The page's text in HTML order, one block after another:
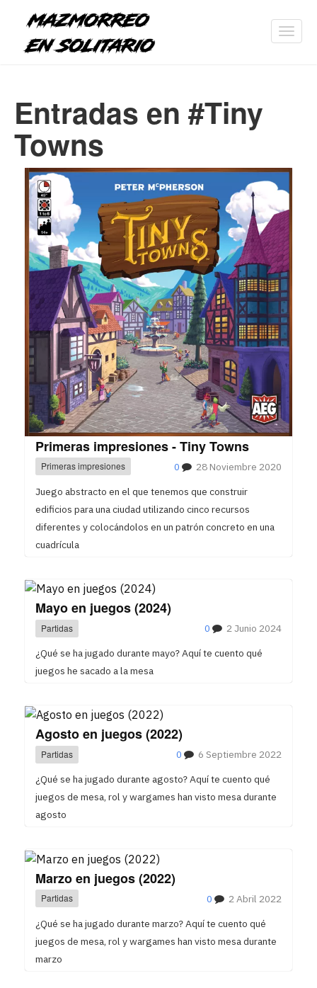
Entradas en #Tiny
Towns
Primeras impresiones - Tiny Towns
Primeras impresiones 28 Noviembre 2020
0
Juego abstracto en el que tenemos que construir
edificios para una ciudad utilizando cinco recursos
diferentes y colocándolos en un patrón concreto en una
cuadrícula
Mayo en juegos (2024)
Partidas 2 Junio 2024
0
¿Qué se ha jugado durante mayo? Aquí te cuento qué
juegos he sacado a la mesa
Agosto en juegos (2022)
Partidas 6 Septiembre 2022
0
¿Qué se ha jugado durante agosto? Aquí te cuento qué
juegos de mesa, rol y wargames han visto mesa durante
agosto
Marzo en juegos (2022)
Partidas 2 Abril 2022
0
¿Qué se ha jugado durante marzo? Aquí te cuento qué
juegos de mesa, rol y wargames han visto mesa durante
marzo